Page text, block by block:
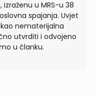
u MRS-u 38
spajanja. Uvjet
nematerijalna
utvrditi i odvojeno
u članku.